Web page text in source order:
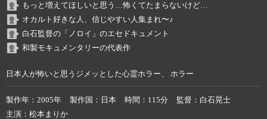
もっと増えてほしいと思う…怖くてたまらないけど…
オカルト好きな人、信じやすい人集まれ〜♪
白石監督の「ノロイ」のエセドキュメント
和製モキュメンタリーの代表作
日本人が怖いと思うジメッとした心霊ホラー、 ホラー
製作年 2005年 製作国 日本 時間 115分 監督
白石晃士
主演
松本まりか